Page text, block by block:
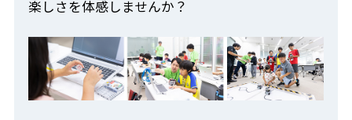
楽しさを体感しませんか？